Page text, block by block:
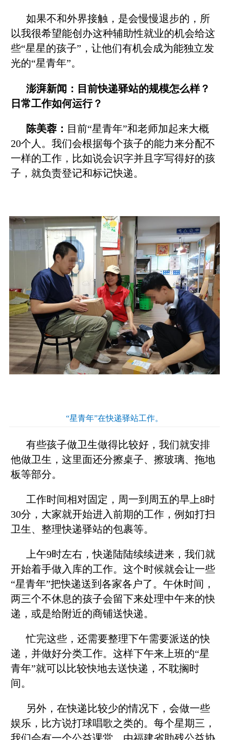
如果不和外界接触，是会慢慢退步的，所
以我很希望能创办这种辅助性就业的机会给这
些“星星的孩子”，让他们有机会成为能独立发
光的“星青年”。
澎湃新闻：目前快递驿站的规模怎么样？
日常工作如何运行？
陈美蓉： 目前“星青年”和老师加起来大概
20个人。我们会根据每个孩子的能力来分配不
一样的工作，比如说会识字并且字写得好的孩
子，就负责登记和标记快递。
“星青年”在快递驿站工作。
有些孩子做卫生做得比较好，我们就安排
他做卫生，这里面还分擦桌子、擦玻璃、拖地
板等部分。
工作时间相对固定，周一到周五的早上8时
30分，大家就开始进入前期的工作，例如打扫
卫生、整理快递驿站的包裹等。
上午9时左右，快递陆陆续续进来，我们就
开始着手做入库的工作。这个时候就会让一些
“星青年”把快递送到各家各户了。午休时间，
两三个不休息的孩子会留下来处理中午来的快
递，或是给附近的商铺送快递。
忙完这些，还需要整理下午需要派送的快
递，并做好分类工作。这样下午来上班的“星
青年”就可以比较快地去送快递，不耽搁时
间。
另外，在快递比较少的情况下，会做一些
娱乐，比方说打球唱歌之类的。每个星期三，